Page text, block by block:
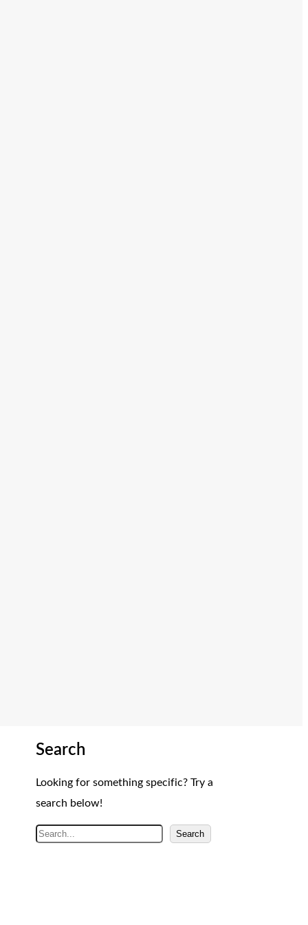
Search
Looking for something specific? Try a
search below!
A
Search